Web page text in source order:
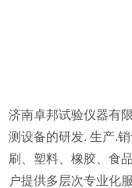
济南卓邦试验仪器有
测设备的研发. 生产.
刷、塑料、橡胶、食
户提供多层次专业化